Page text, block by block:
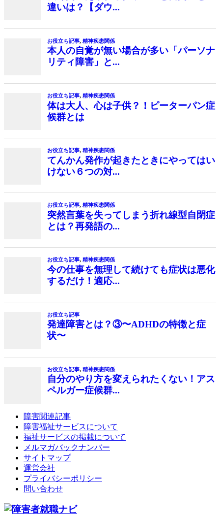
障害関連記事
障害福祉サービスについて
福祉サービスの掲載について
メルマガバックナンバー
サイトマップ
運営会社
プライバシーポリシー
問い合わせ